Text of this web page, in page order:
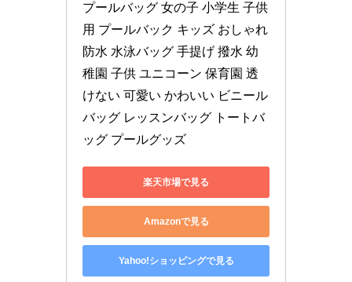
プールバッグ 女の子 小学生 子供
用 プールバック キッズ おしゃれ
防水 水泳バッグ 手提げ 撥水 幼
稚園 子供 ユニコーン 保育園 透
けない 可愛い かわいい ビニール
バッグ レッスンバッグ トートバ
ッグ プールグッズ
楽天市場で見る
Amazonで見る
Yahoo!ショッピングで見る